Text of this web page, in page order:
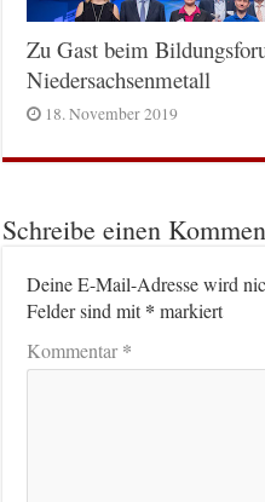
Zu Gast beim
Niedersachsenmetall
18. November 2019
Schreibe einen
Deine E-Mail-Adresse wird
Felder sind mit* markiert
Kommentar*